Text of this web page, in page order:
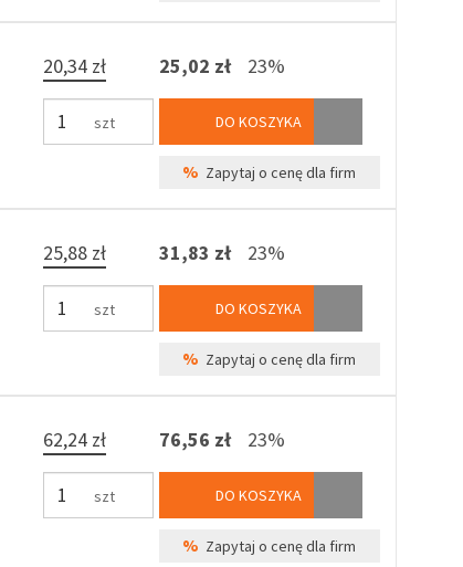
20,34 zł
szt
25,02 zł 23%
DO KOSZYKA
% Zapytaj o cenę dla firm
25,88 zł
szt
31,83 zł 23%
DO KOSZYKA
% Zapytaj o cenę dla firm
62,24 zł
szt
76,56 zł 23%
DO KOSZYKA
% Zapytaj o cenę dla firm